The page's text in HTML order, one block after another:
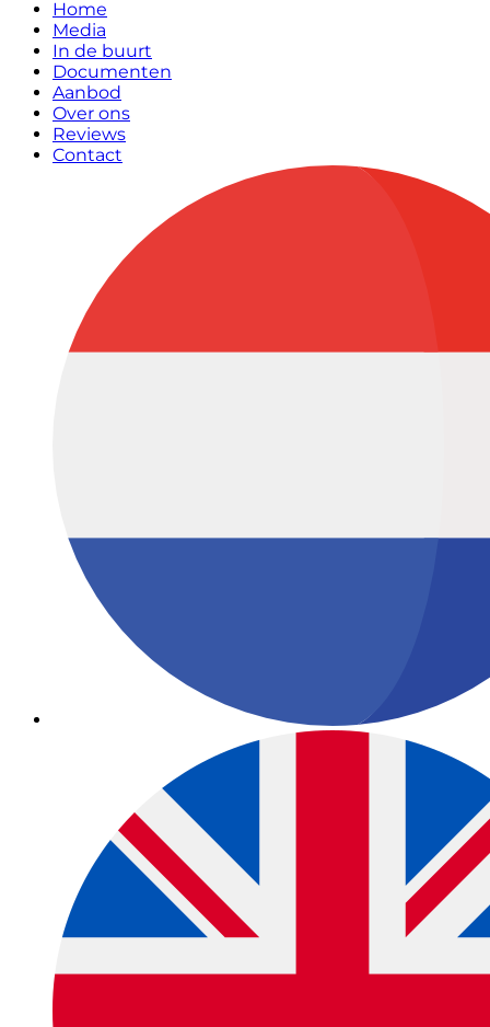
Home
Media
In de buurt
Documenten
Aanbod
Over ons
Reviews
Contact